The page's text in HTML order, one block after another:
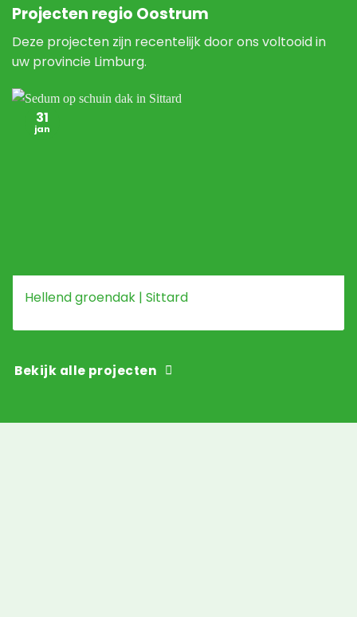
Projecten regio Oostrum
Deze projecten zijn recentelijk door ons voltooid in
uw provincie Limburg.
Hellend groendak | Sittard
31
jan
Bekijk alle projecten